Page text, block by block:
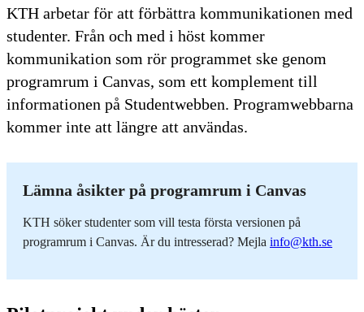
KTH arbetar för att förbättra kommunikationen med
studenter. Från och med i höst kommer
kommunikation som rör programmet ske genom
programrum i Canvas, som ett komplement till
informationen på Studentwebben. Programwebbarna
kommer inte att längre att användas.
Lämna åsikter på programrum i Canvas
KTH söker studenter som vill testa första versionen på
programrum i Canvas. Är du intresserad? Mejla info@kth.se